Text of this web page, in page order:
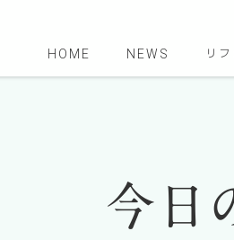
HOME NEWS リ
今日